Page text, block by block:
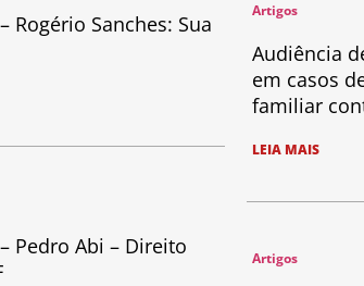
Rogério Sanches: Sua
Pedro Abi – Direito
Artigos
Audiência
em casos
familiar
LEIA MAIS
Artigos